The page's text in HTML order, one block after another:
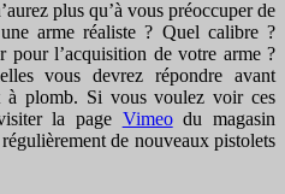
plus qu’à vous préoccuper de
arme réaliste ? Quel calibre ?
pour l’acquisition de votre arme ?
vous devrez répondre avant
à plomb. Si vous voulez voir ces
la page Vimeodu magasin
de nouveaux pistolets